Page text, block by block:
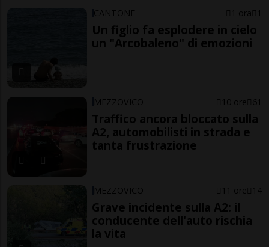
CANTONE 1 ora 1
Un figlio fa esplodere in cielo
un "Arcobaleno" di emozioni
MEZZOVICO 10 ore 61
Traffico ancora bloccato sulla
A2, automobilisti in strada e
tanta frustrazione
MEZZOVICO 11 ore 14
Grave incidente sulla A2: il
conducente dell'auto rischia
la vita